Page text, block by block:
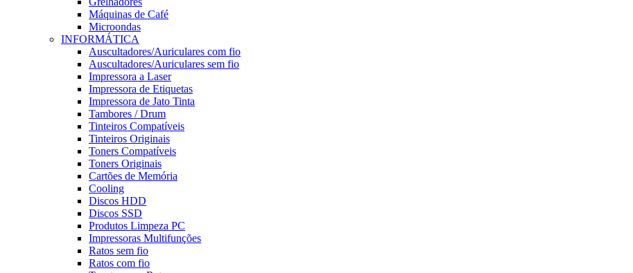
Máquinas de Café
Microondas
INFORMÁTICA
Auscultadores/Auriculares com fio
Auscultadores/Auriculares sem fio
Impressora a Laser
Impressora de Etiquetas
Impressora de Jato Tinta
Tambores / Drum
Tinteiros Compatíveis
Tinteiros Originais
Toners Compatíveis
Toners Originais
Cartões de Memória
Cooling
Discos HDD
Discos SSD
Produtos Limpeza PC
Impressoras Multifunções
Ratos sem fio
Ratos com fio